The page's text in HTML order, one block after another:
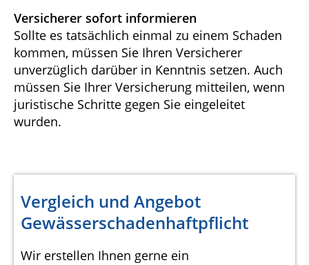
Versicherer sofort informieren
Sollte es tatsächlich einmal zu einem Schaden
kommen, müssen Sie Ihren Versicherer
unverzüglich darüber in Kenntnis setzen. Auch
müssen Sie Ihrer Versicherung mitteilen, wenn
juristische Schritte gegen Sie eingeleitet
wurden.
Vergleich und Angebot
Gewässerschadenhaftpflicht
Wir erstellen Ihnen gerne ein